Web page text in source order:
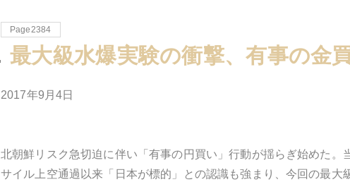
Page2384
最大級水爆実験の衝撃、有事の金
2017年9月4日
北朝鮮リスク急切迫に伴い「有事の円買い」行動が揺らぎ始めた
サイル上空通過以来「日本が標的」との認識も強まり、今回の最大